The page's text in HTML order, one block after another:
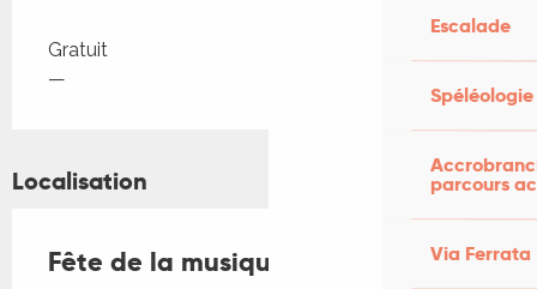
Escalade
Spéléologie
parcours
Via Ferrata
Tarifs 2026
Gratuit
—
Localisation
Fête de la musique à Saint-Félix